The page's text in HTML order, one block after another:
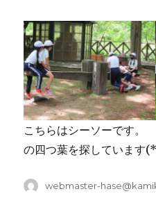
こちらはシー
の四つ葉を探していま
投
webmaster-